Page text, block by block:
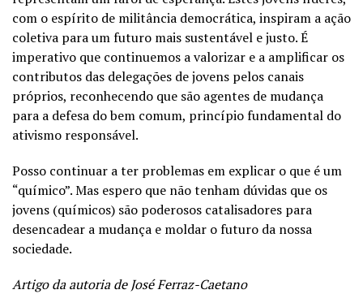
com o espírito de militância democrática, inspiram a ação
coletiva para um futuro mais sustentável e justo. É
imperativo que continuemos a valorizar e a amplificar os
contributos das delegações de jovens pelos canais
próprios, reconhecendo que são agentes de mudança
para a defesa do bem comum, princípio fundamental do
ativismo responsável.
Posso continuar a ter problemas em explicar o que é um
“químico”. Mas espero que não tenham dúvidas que os
jovens (químicos) são poderosos catalisadores para
desencadear a mudança e moldar o futuro da nossa
sociedade.
Artigo da autoria de José Ferraz-Caetano